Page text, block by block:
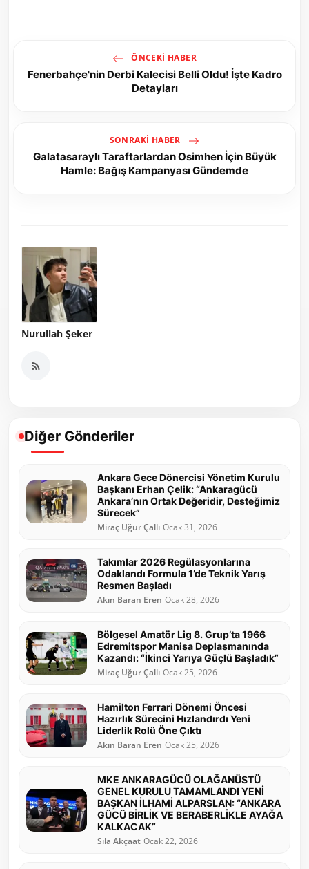
ÖNCEKI HABER
Fenerbahçe'nin Derbi Kalecisi Belli Oldu! İşte Kadro
Detayları
SONRAKI HABER
Galatasaraylı Taraftarlardan Osimhen İçin Büyük
Hamle: Bağış Kampanyası Gündemde
Nurullah Şeker
Diğer Gönderiler
Ankara Gece Dönercisi Yönetim Kurulu
Başkanı Erhan Çelik: “Ankaragücü
Ankara’nın Ortak Değeridir, Desteğimiz
Sürecek”
Miraç Uğur Çallı Ocak 31, 2026
Takımlar 2026 Regülasyonlarına
Odaklandı Formula 1’de Teknik Yarış
Resmen Başladı
Akın Baran Eren Ocak 28, 2026
Bölgesel Amatör Lig 8. Grup’ta 1966
Edremitspor Manisa Deplasmanında
Kazandı: “İkinci Yarıya Güçlü Başladık”
Miraç Uğur Çallı Ocak 25, 2026
Hamilton Ferrari Dönemi Öncesi
Hazırlık Sürecini Hızlandırdı Yeni
Liderlik Rolü Öne Çıktı
Akın Baran Eren Ocak 25, 2026
MKE ANKARAGÜCÜ OLAĞANÜSTÜ
GENEL KURULU TAMAMLANDI YENİ
BAŞKAN İLHAMİ ALPARSLAN: “ANKARA
GÜCÜ BİRLİK VE BERABERLİKLE AYAĞA
KALKACAK”
Sıla Akçaat Ocak 22, 2026